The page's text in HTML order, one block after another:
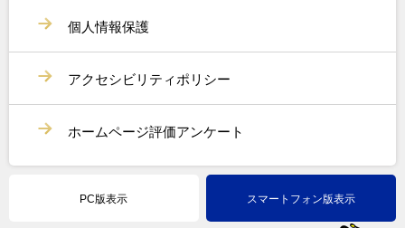
個人情報保護
アクセシビリティポリシー
ホームページ評価アンケート
PC版表示 スマートフォン版表示